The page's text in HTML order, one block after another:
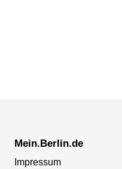
Mein.Berlin.de
Impressum